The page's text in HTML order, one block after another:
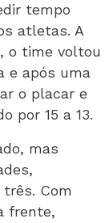
tempo
atletas. A
o time voltou
e após uma
o placar e
por 15 a 13.
mas
Com
frente,